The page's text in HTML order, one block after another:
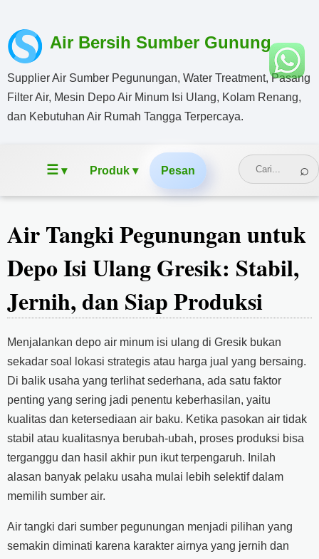
Air Bersih Sumber Gunung
Supplier Air Sumber Pegunungan, Water Treatment, Pasang
Filter Air, Mesin Depo Air Minum Isi Ulang, Kolam Renang,
dan Kebutuhan Air Rumah Tangga Terpercaya.
☰▾ Produk ▾ Pesan
Air Tangki Pegunungan untuk
Depo Isi Ulang Gresik: Stabil,
Jernih, dan Siap Produksi
Menjalankan depo air minum isi ulang di Gresik bukan
sekadar soal lokasi strategis atau harga jual yang bersaing.
Di balik usaha yang terlihat sederhana, ada satu faktor
penting yang sering jadi penentu keberhasilan, yaitu
kualitas dan ketersediaan air baku. Ketika pasokan air tidak
stabil atau kualitasnya berubah-ubah, proses produksi bisa
terganggu dan hasil akhir pun ikut terpengaruh. Inilah
alasan banyak pelaku usaha mulai lebih selektif dalam
memilih sumber air.
Air tangki dari sumber pegunungan menjadi pilihan yang
semakin diminati karena karakter airnya yang jernih dan